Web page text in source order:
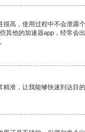
很高，使用过程中不会泄露
其他的加速器app，经常会
准，让我能够快速到达目的